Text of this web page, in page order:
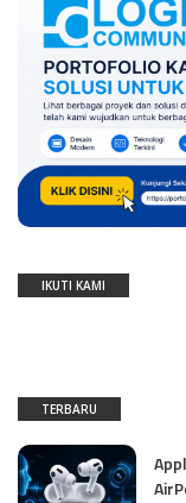
IKUTI KAMI
TERBARU